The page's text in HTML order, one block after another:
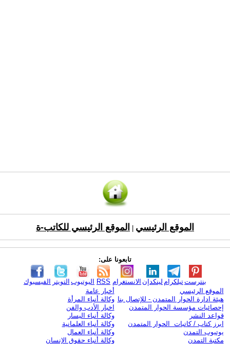
الموقع الرئيسي الموقع الرئيسي للكاتب-ة
تابعونا على:
الفيسبوك التويتر اليوتيوب RSS الانستغرام لينكدإن تيلكرامبنترست
الموقع الرئيسي
هيئة ادارة الحوار المتمدن - للإتصال بنا
إحصائيات مؤسسة الحوار المتمدن
قواعد النشر
ابرز كتاب / كاتبات الحوار المتمدن
يوتيوب التمدن
مكتبة التمدن
أخبار عامة
وكالة أنباء المرأة
اخبار الأدب والفن
وكالة أنباء اليسار
وكالة أنباء العلمانية
وكالة أنباء العمال
وكالة أنباء حقوق الإنسان